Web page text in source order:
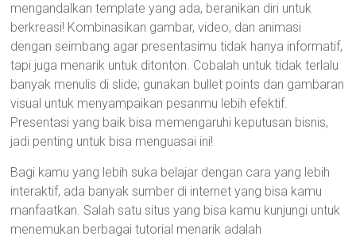
mengandalkan template yang ada, beranikan diri untuk
berkreasi! Kombinasikan gambar, video, dan animasi
dengan seimbang agar presentasimu tidak hanya informatif,
tapi juga menarik untuk ditonton. Cobalah untuk tidak terlalu
banyak menulis di slide; gunakan bullet points dan gambaran
visual untuk menyampaikan pesanmu lebih efektif.
Presentasi yang baik bisa memengaruhi keputusan bisnis,
jadi penting untuk bisa menguasai ini!
Bagi kamu yang lebih suka belajar dengan cara yang lebih
interaktif, ada banyak sumber di internet yang bisa kamu
manfaatkan. Salah satu situs yang bisa kamu kunjungi untuk
menemukan berbagai tutorial menarik adalah